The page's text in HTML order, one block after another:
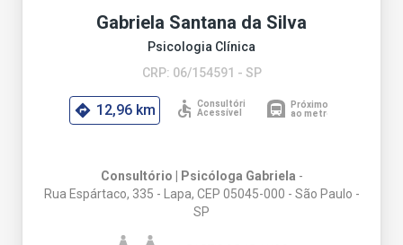
Gabriela Santana da Silva
Psicologia Clínica
CRP: 06/154591 - SP
12,96 km
Consultório | Psicóloga Gabriela -
Rua Espártaco, 335 - Lapa, CEP 05045-000 - São Paulo -
SP